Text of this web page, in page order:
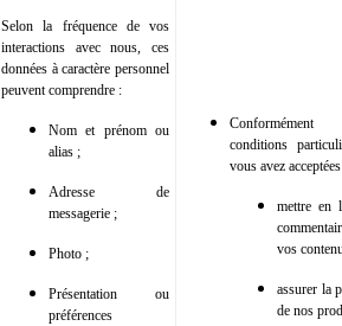
Selon la fréquence de vos
interactions avec nous, ces
données à caractère personnel
peuvent comprendre :
Nom et prénom ou
alias ;
Adresse de
messagerie ;
Photo ;
Présentation ou
préférences
conditions
vous avez
mettre en
vos
assurer la
de nos